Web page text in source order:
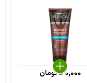
160,000تومان